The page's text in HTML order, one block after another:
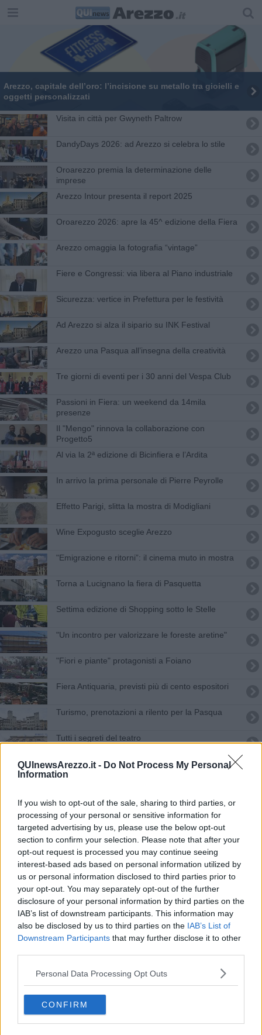
QUInewsArezzo.it - Do Not Process My Personal
Information
If you wish to opt-out of the sale, sharing to third parties, or
processing of your personal or sensitive information for
targeted advertising by us, please use the below opt-out
section to confirm your selection. Please note that after your
opt-out request is processed you may continue seeing
interest-based ads based on personal information utilized by
us or personal information disclosed to third parties prior to
your opt-out. You may separately opt-out of the further
disclosure of your personal information by third parties on the
IAB’s list of downstream participants. This information may
also be disclosed by us to third parties on the IAB’s List of
Downstream Participants that may further disclose it to other
Personal Data Processing Opt Outs
CONFIRM
Arezzo, capitale dell’oro: l’incisione su metallo tra gioielli e
oggetti personalizzati
Visita in città per Gwyneth Paltrow
DandyDays 2026: ad Arezzo si celebra lo stile
Oroarezzo premia la determinazione delle
imprese
Arezzo Intour presenta il report 2025
Oroarezzo 2026: apre la 45^ edizione della Fiera
Arezzo omaggia la fotografia “vintage”
Fiere e Congressi: via libera al Piano industriale
Sicurezza: vertice in Prefettura per le festività
Ad Arezzo si alza il sipario su INK Festival
Arezzo una Pasqua all’insegna della creatività
​Tre giorni di eventi per i 30 anni del Vespa Club
Passioni in Fiera: un weekend da 14mila
presenze
Il "Mengo" rinnova la collaborazione con
Progetto5
Al via la 2ª edizione di Bicinfiera e l’Ardita
In arrivo la prima personale di Pierre Peyrolle
Effetto Parigi, slitta la mostra di Modigliani
Wine Expogusto sceglie Arezzo
​"Emigrazione e ritorni”: il cinema muto in mostra
Torna a Lucignano la fiera di Pasquetta
Settima edizione di Shopping sotto le Stelle
"Un incontro per valorizzare le foreste aretine"
"Fiori e piante" protagonisti a Foiano
Fiera Antiquaria, previsti più di cento espositori
Turismo, prenotazioni a rilento per la Pasqua
Tutti i segreti del teatro
Prorogata la domanda per i posti nelle fiere
La direttrice via Ricasoli - Buozzi senza auto
Domani inaugura Wine Expogusto
Conto alla rovescia per Wine Expogusto
Una domenica con la Fiera d'autunno
Graziella Group alla fiera di Istanbul
Capodanno, alberghi aretini al completo
Oro e Chianina, binomio vincente
Tutti gli appuntamenti per il weekend